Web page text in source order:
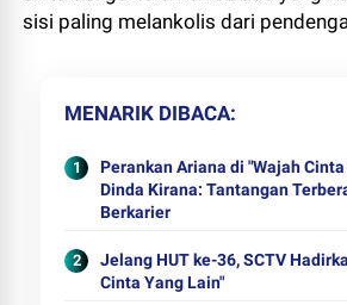
sisi paling melankolis dari
MENARIK DIBACA
Perankan Ariana di "Wajah
Dinda Kirana: Tantangan
Berkarier
Jelang HUT ke-36, SCTV
Cinta Yang Lain"